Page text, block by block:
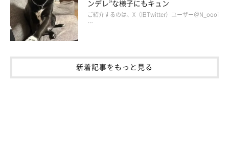
「もらった幸せをしっかり返していきたい」
ンデレ”な様子にもキュン
ご紹介するのは、X（旧Twitter）ユーザー＠N_oooi
…
新着記事をもっと見る